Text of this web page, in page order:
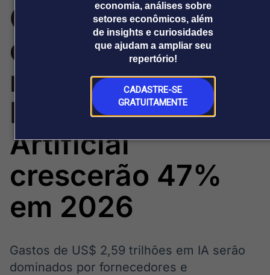
economia, análises sobre
setores econômicos, além
de insights e curiosidades
que ajudam a ampliar seu
repertório!
CADASTRE-SE
GRATUITAMENTE
Plataformas
Broadcast
Broadcast+
O mercado
financeiro em
tempo real
Broadcast
Tudo sobre o
agronegócio
Broadcast
Os bastidores da
política em
Broadcast
O setor de
energia elétrica
White Label
conteúdos
Releases Broadcast
Prêmio Broadcast
Prêmio Broadcast
Empresas
Releases
Gartner prevê
que gastos
mundiais com
Inteligência
Artificial
crescerão 47%
em 2026
Gastos de US$ 2,59 trilhões em IA serão
dominados por fornecedores e